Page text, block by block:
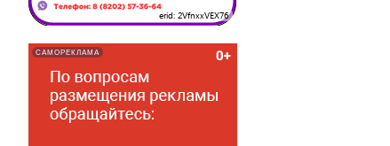
erid: 2VfnxxVEX76
САМОРЕКЛАМА